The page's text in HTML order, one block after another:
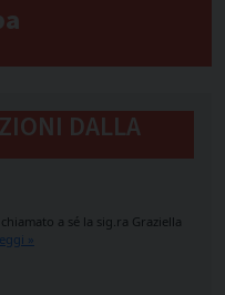
DALLA
a sé la sig.ra Graziella
»